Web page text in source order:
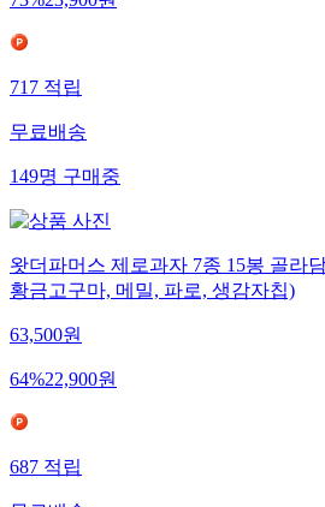
73%23,900원
717적립
무료배송
149명구매중
왓더파머스 제로과자 7종 15봉 골라
황금고구마, 메밀, 파로, 생감자칩)
63,500원
64%22,900원
687적립